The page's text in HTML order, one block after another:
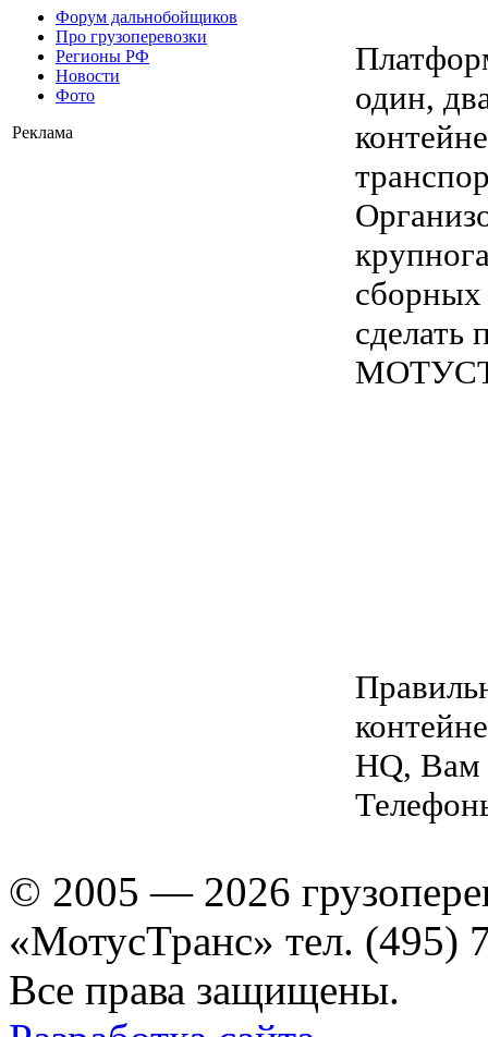
Форум дальнобойщиков
Про грузоперевозки
Регионы РФ
Новости
Фото
Реклама
один,
сборных
HQ, Вам
© 2005 — 2026
«МотусТранс» тел. (495)
Все права защищены.